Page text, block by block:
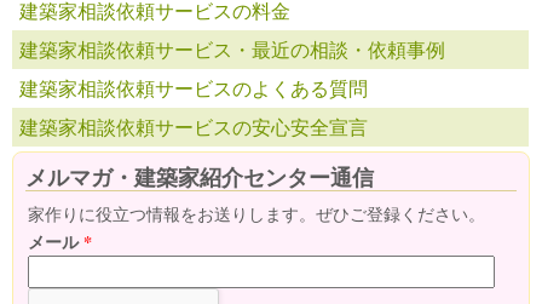
建築家相談依頼サービスの料金
建築家相談依頼サービス・最近の相談・依頼事例
建築家相談依頼サービスのよくある質問
建築家相談依頼サービスの安心安全宣言
メルマガ・建築家紹介センター通信
家作りに役立つ情報をお送りします。ぜひご登録ください。
メール*